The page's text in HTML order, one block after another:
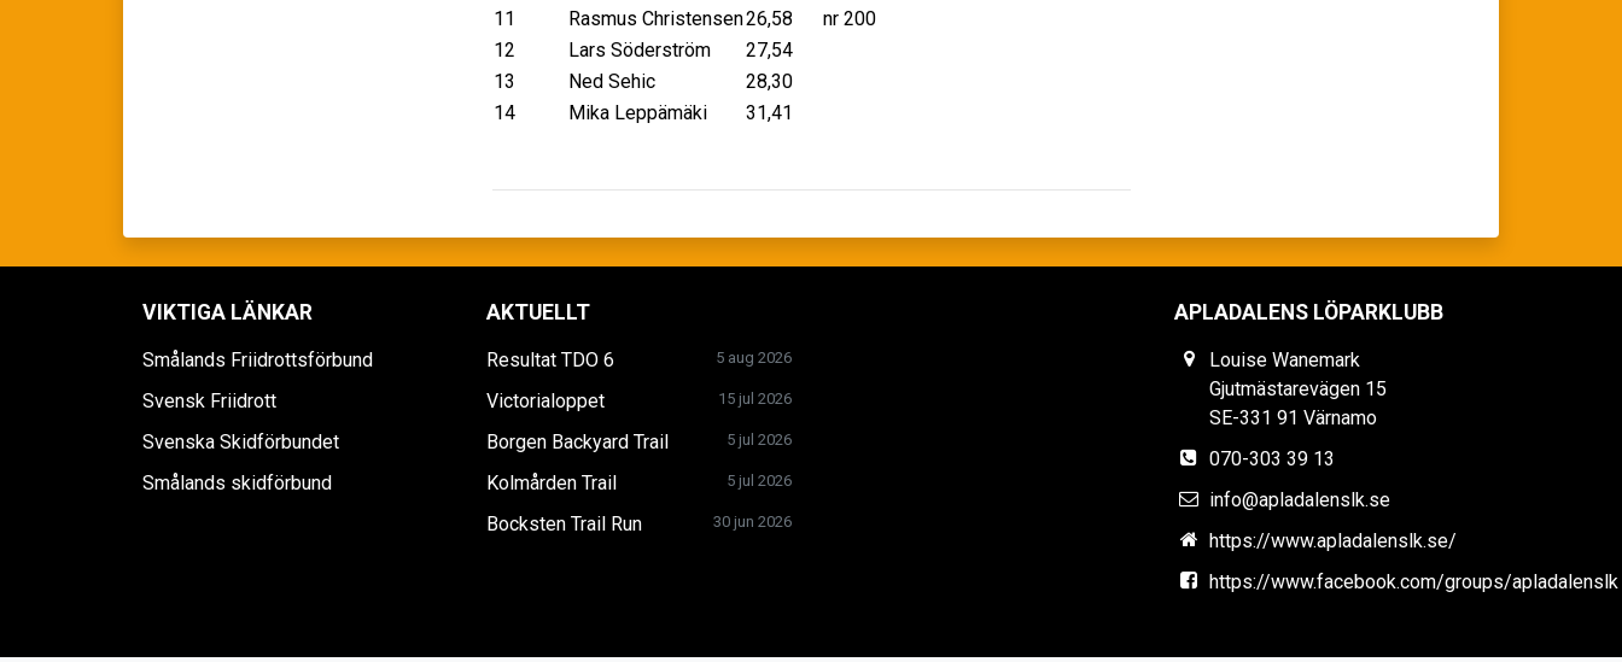
11
Rasmus Christensen26,58
nr 200
12
Lars Söderström
27,54
13
Ned Sehic
28,30
14
Mika Leppämäki 31,41
VIKTIGA LÄNKAR
Smålands Friidrottsförbund
Svensk Friidrott
Svenska Skidförbundet
Smålands skidförbund
AKTUELLT
Resultat TDO 6 5 aug 2026
Victorialoppet 15 jul 2026
Borgen Backyard Trail 5 jul 2026
Kolmården Trail 5 jul 2026
Bocksten Trail Run 30 jun 2026
APLADALENS LÖPARKLUBB
Louise Wanemark
Gjutmästarevägen 15
SE-331 91 Värnamo
070-303 39 13
info@apladalenslk.se
https://www.apladalenslk.se/
https://www.facebook.com/groups/apladalenslk